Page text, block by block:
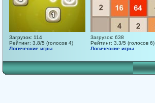
Загрузок: 114
Рейтинг: 3.8/5 (голосов 4)
Логические игры
Загрузок: 638
Рейтинг: 3.3/5 (голосов 6)
Логические игры